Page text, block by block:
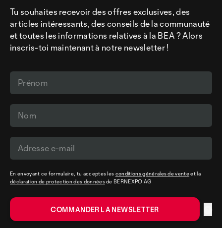
Tu souhaites recevoir des offres exclusives, des
articles intéressants, des conseils de la communauté
et toutes les informations relatives à la BEA ? Alors
inscris-toi maintenant à notre newsletter !
En envoyant ce formulaire, tu acceptes les conditions générales de venteet la
déclaration de protection des donnéesde BERNEXPO AG